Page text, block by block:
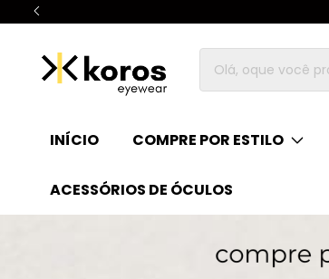
INÍCIO COMPRE POR ESTILO
ACESSÓRIOS DE ÓCULOS